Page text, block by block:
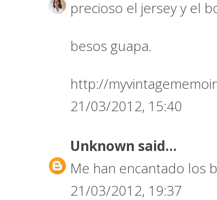
precioso el jersey y el
besos guapa.
http://
21/03/2012, 15:40
Unknown said...
Me han encantado los
21/03/2012, 19:37